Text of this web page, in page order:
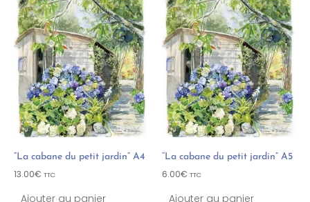
“La cabane du petit jardin” A4
13.00€ TTC
Ajouter au panier
“La cabane du petit jardin” A5
6.00€ TTC
Ajouter au panier